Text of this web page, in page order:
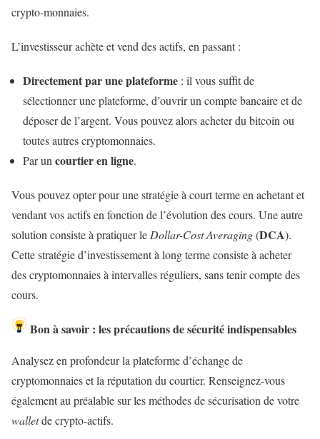
crypto-monnaies.
L’investisseur achète et vend des actifs, en passant :
Directement par une plateforme : il vous suffit de
sélectionner une plateforme, d’ouvrir un compte bancaire et de
déposer de l’argent. Vous pouvez alors acheter du bitcoin ou
toutes autres cryptomonnaies.
Par un courtier en ligne.
Vous pouvez opter pour une stratégie à court terme en achetant et
vendant vos actifs en fonction de l’évolution des cours. Une autre
solution consiste à pratiquer le Dollar-Cost Averaging(DCA).
Cette stratégie d’investissement à long terme consiste à acheter
des cryptomonnaies à intervalles réguliers, sans tenir compte des
cours.
Bon à savoir : les précautions de sécurité indispensables
Analysez en profondeur la plateforme d’échange de
cryptomonnaies et la réputation du courtier. Renseignez-vous
également au préalable sur les méthodes de sécurisation de votre
walletde crypto-actifs.